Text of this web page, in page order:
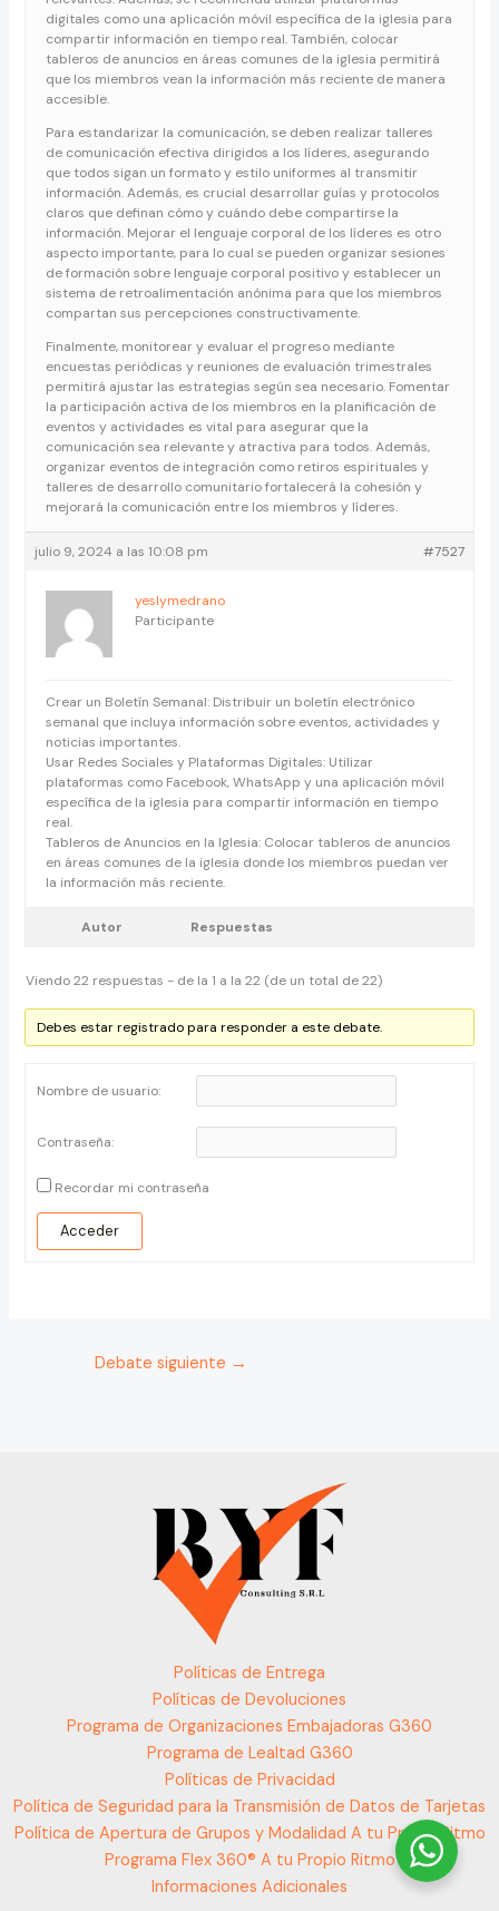
digitales como una aplicación móvil específica de la iglesia para
compartir información en tiempo real. También, colocar
tableros de anuncios en áreas comunes de la iglesia permitirá
que los miembros vean la información más reciente de manera
accesible.
Para estandarizar la comunicación, se deben realizar talleres
de comunicación efectiva dirigidos a los líderes, asegurando
que todos sigan un formato y estilo uniformes al transmitir
información. Además, es crucial desarrollar guías y protocolos
claros que definan cómo y cuándo debe compartirse la
información. Mejorar el lenguaje corporal de los líderes es otro
aspecto importante, para lo cual se pueden organizar sesiones
de formación sobre lenguaje corporal positivo y establecer un
sistema de retroalimentación anónima para que los miembros
compartan sus percepciones constructivamente.
Finalmente, monitorear y evaluar el progreso mediante
encuestas periódicas y reuniones de evaluación trimestrales
permitirá ajustar las estrategias según sea necesario. Fomentar
la participación activa de los miembros en la planificación de
eventos y actividades es vital para asegurar que la
comunicación sea relevante y atractiva para todos. Además,
organizar eventos de integración como retiros espirituales y
talleres de desarrollo comunitario fortalecerá la cohesión y
mejorará la comunicación entre los miembros y líderes.
julio 9, 2024 a las 10:08 pm #7527
yeslymedrano
Participante
Crear un Boletín Semanal: Distribuir un boletín electrónico
semanal que incluya información sobre eventos, actividades y
noticias importantes.
Usar Redes Sociales y Plataformas Digitales: Utilizar
plataformas como Facebook, WhatsApp y una aplicación móvil
específica de la iglesia para compartir información en tiempo
real.
Tableros de Anuncios en la Iglesia: Colocar tableros de anuncios
en áreas comunes de la iglesia donde los miembros puedan ver
la información más reciente.
Autor Respuestas
Viendo 22 respuestas - de la 1 a la 22 (de un total de 22)
Debes estar registrado para responder a este debate.
Nombre de usuario:
Contraseña:
Recordar mi contraseña
Acceder
Debate siguiente →
Políticas de Entrega
Políticas de Devoluciones
Programa de Organizaciones Embajadoras G360
Programa de Lealtad G360
Políticas de Privacidad
Política de Seguridad para la Transmisión de Datos de Tarjetas
Política de Apertura de Grupos y Modalidad A tu Propio Ritmo
Programa Flex 360® A tu Propio Ritmo
Informaciones Adicionales